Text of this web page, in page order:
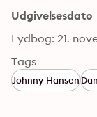
Udgivelsesdato
Lydbog: 21.
Tags
Johnny Hansen